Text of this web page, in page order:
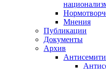
Мнения
Публикации
Документы
Архив